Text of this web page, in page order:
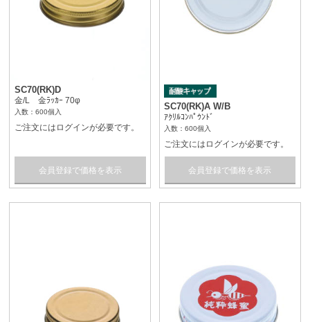
SC70(RK)D
金/L 金ﾗｯｶｰ 70φ
入数：600個入
ご注文にはログインが必要です。
会員登録で価格を表示
SC70(RK)A W/B
ｱｸﾘﾙｺﾝﾊﾟｳﾝﾄﾞ
入数：600個入
ご注文にはログインが必要です。
会員登録で価格を表示